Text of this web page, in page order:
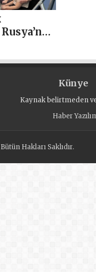
ve
Künye
Kaynak belirtmeden
Haber
Hakları Saklıdır.